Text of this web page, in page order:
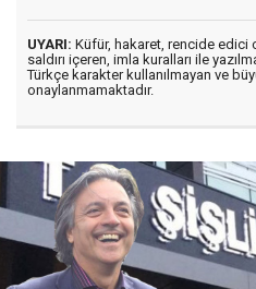
UYARI: Küfür, hakaret, rencide edici
saldırı içeren, imla kuralları ile
Türkçe karakter kullanılmayan ve
onaylanmamaktadır.